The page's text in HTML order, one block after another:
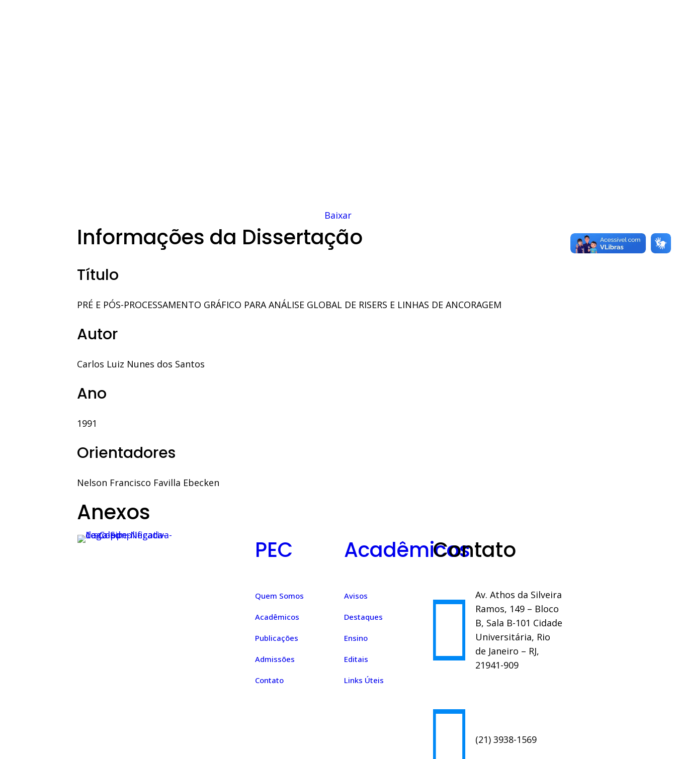
Baixar
Informações da Dissertação
Título
PRÉ E PÓS-PROCESSAMENTO GRÁFICO PARA ANÁLISE GLOBAL DE RISERS E LINHAS DE ANCORAGEM
Autor
Carlos Luiz Nunes dos Santos
Ano
1991
Orientadores
Nelson Francisco Favilla Ebecken
Anexos
PEC
Quem Somos
Acadêmicos
Publicações
Admissões
Contato
Acadêmicos
Avisos
Destaques
Ensino
Editais
Links Úteis
Contato
Av. Athos da Silveira
Ramos, 149 – Bloco
B, Sala B-101 Cidade
Universitária, Rio
de Janeiro – RJ,
21941-909
(21) 3938-1569